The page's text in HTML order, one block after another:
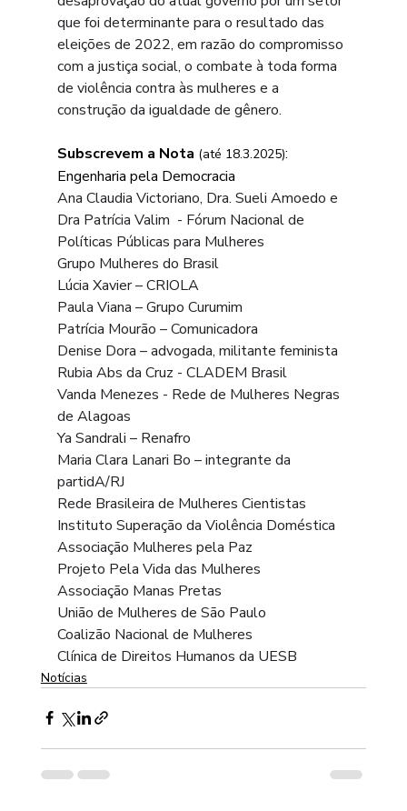
que foi determinante para o resultado das
eleições de 2022, em razão do compromisso
com a justiça social, o combate à toda forma
de violência contra às mulheres e a
construção da igualdade de gênero.
Subscrevem a Nota (até 18.3.2025):
Engenharia pela Democracia
Ana Claudia Victoriano, Dra. Sueli Amoedo e
Dra Patrícia Valim  - Fórum Nacional de
Políticas Públicas para Mulheres
Grupo Mulheres do Brasil
Lúcia Xavier – CRIOLA
Paula Viana – Grupo Curumim
Patrícia Mourão – Comunicadora
Denise Dora – advogada, militante feminista
Rubia Abs da Cruz - CLADEM Brasil
Vanda Menezes - Rede de Mulheres Negras
de Alagoas
Ya Sandrali – Renafro
Maria Clara Lanari Bo – integrante da
partidA/RJ
Rede Brasileira de Mulheres Cientistas
Instituto Superação da Violência Doméstica
Associação Mulheres pela Paz
Projeto Pela Vida das Mulheres
Associação Manas Pretas
União de Mulheres de São Paulo
Coalizão Nacional de Mulheres
Clínica de Direitos Humanos da UESB
Notícias